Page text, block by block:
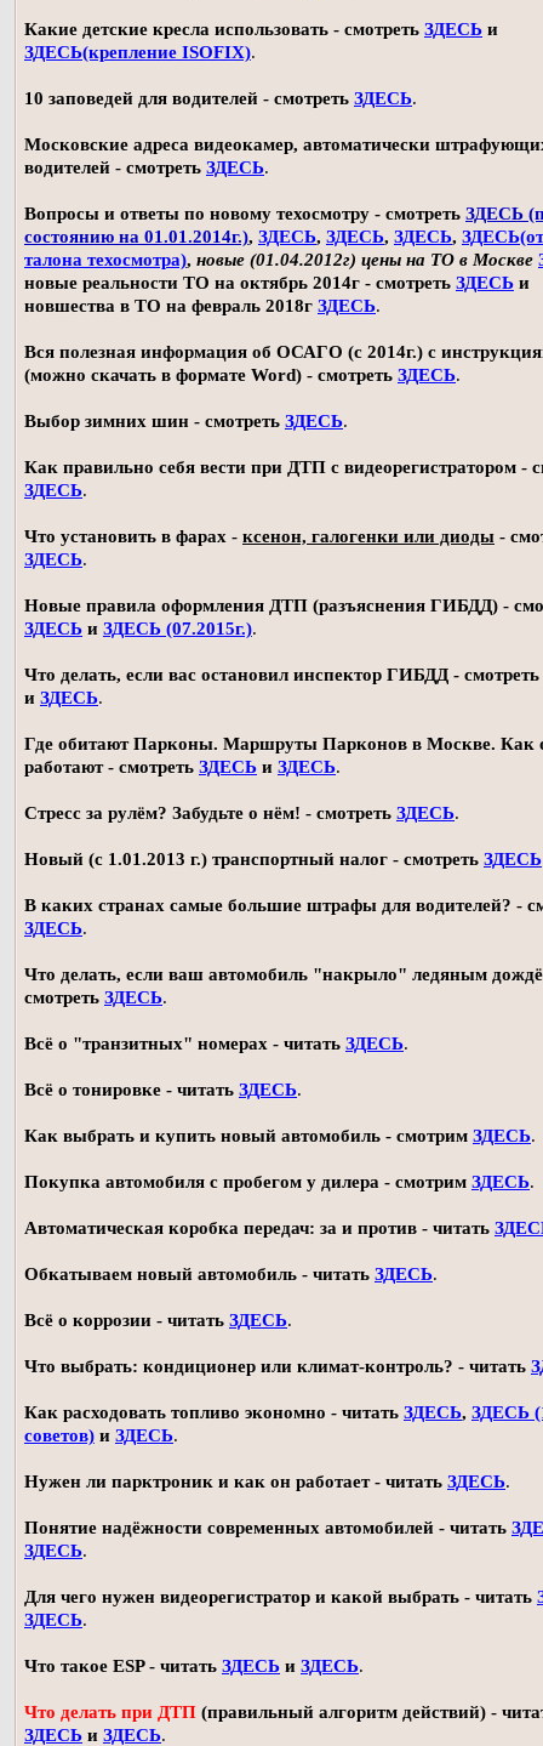
Какие детские кресла использовать - смотреть ЗДЕСЬ и
ЗДЕСЬ(крепление ISOFIX).
10 заповедей для водителей - смотреть ЗДЕСЬ.
Московские адреса видеокамер, автоматически
водителей - смотреть ЗДЕСЬ.
Вопросы и ответы по новому техосмотру - смотреть ЗДЕСЬ
состоянию на 01.01.2014г.), ЗДЕСЬ, ЗДЕСЬ, ЗДЕСЬ,
талона техосмотра), новые (01.04.2012г) цены на ТО в Москве
новые реальности ТО на октябрь 2014г - смотреть ЗДЕСЬ и
новшества в ТО на февраль 2018г ЗДЕСЬ.
Вся полезная информация об ОСАГО (с 2014г.) с
(можно скачать в формате Word) - смотреть ЗДЕСЬ.
Выбор зимних шин - смотреть ЗДЕСЬ.
Как правильно себя вести при ДТП с видеорегистратором -
ЗДЕСЬ.
Что установить в фарах - ксенон, галогенки или диоды -
ЗДЕСЬ.
Новые правила оформления ДТП (разъяснения ГИБДД) -
ЗДЕСЬ и ЗДЕСЬ (07.2015г.).
Что делать, если вас остановил инспектор ГИБДД - смотреть
и ЗДЕСЬ.
Где обитают Парконы. Маршруты Парконов в Москве. Как
работают - смотреть ЗДЕСЬ и ЗДЕСЬ.
Стресс за рулём? Забудьте о нём! - смотреть ЗДЕСЬ.
Новый (с 1.01.2013 г.) транспортный налог - смотреть ЗДЕСЬ
В каких странах самые большие штрафы для водителей? -
ЗДЕСЬ.
Что делать, если ваш автомобиль "накрыло" ледяным
смотреть ЗДЕСЬ.
Всё о "транзитных" номерах - читать ЗДЕСЬ.
Всё о тонировке - читать ЗДЕСЬ.
Как выбрать и купить новый автомобиль - смотрим ЗДЕСЬ.
Покупка автомобиля с пробегом у дилера - смотрим ЗДЕСЬ.
Автоматическая коробка передач: за и против - читать
Обкатываем новый автомобиль - читать ЗДЕСЬ.
Всё о коррозии - читать ЗДЕСЬ.
Что выбрать: кондиционер или климат-контроль? - читать
Как расходовать топливо экономно - читать ЗДЕСЬ, ЗДЕСЬ
советов) и ЗДЕСЬ.
Нужен ли парктроник и как он работает - читать ЗДЕСЬ.
Понятие надёжности современных автомобилей - читать
ЗДЕСЬ.
Для чего нужен видеорегистратор и какой выбрать - читать
ЗДЕСЬ.
Что такое ESP - читать ЗДЕСЬ и ЗДЕСЬ.
Что делать при ДТП (правильный алгоритм действий) -
ЗДЕСЬ и ЗДЕСЬ.